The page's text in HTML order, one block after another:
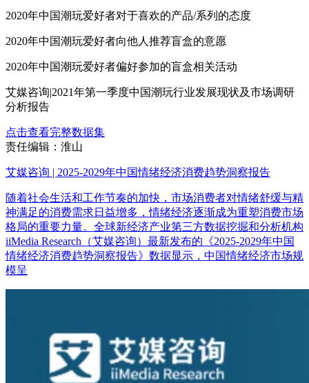
2020年中国潮玩爱好者对于喜欢的产品/系列的态度
2020年中国潮玩爱好者向他人推荐盲盒的意愿
2020年中国潮玩爱好者偏好参加的盲盒相关活动
艾媒咨询|2021年第一季度中国潮玩行业发展现状及市场调研
分析报告
点击查看完整数据集
责任编辑：淮山
艾媒咨询 | 2025-2029年中国情绪经济消费趋势洞察报告
随着社会生活和工作节奏的加快，市场消费者对情绪舒缓与精
神满足的消费需求日益增多，情绪经济逐渐成为重塑消费市场
格局的重要力量。全球新经济产业第三方数据挖掘和分析机构
iiMedia Research（艾媒咨询）最新发布的《2025-2029年中国
情绪经济消费趋势洞察报告》数据显示，中国情绪经济市场规
模呈